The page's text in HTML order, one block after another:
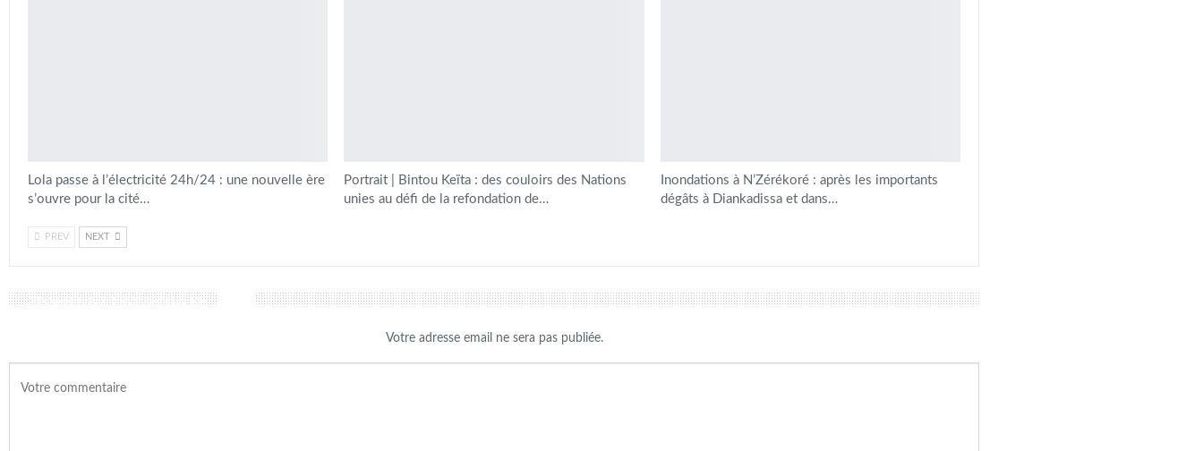
Lola passe à l’électricité 24h/24 : une nouvelle ère
s’ouvre pour la cité…
Portrait | Bintou Keïta : des couloirs des Nations
unies au défi de la refondation de…
Inondations à N’Zérékoré : après les importants
dégâts à Diankadissa et dans…
PREV NEXT
LAISSER UN COMMENTAIRE
Votre adresse email ne sera pas publiée.